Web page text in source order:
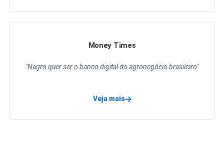
Money Times
"Nagro quer ser o banco digital do agronegócio brasileiro"
Veja mais
sobre a matéria da Money Times